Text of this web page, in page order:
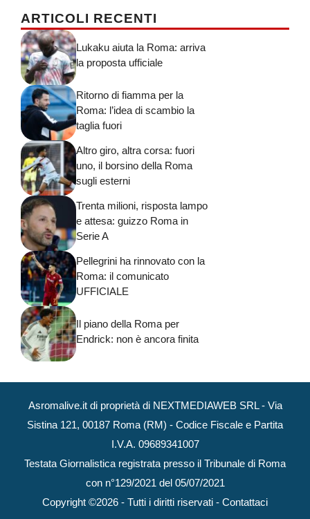
ARTICOLI RECENTI
Lukaku aiuta la Roma: arriva
la proposta ufficiale
Ritorno di fiamma per la
Roma: l’idea di scambio la
taglia fuori
Altro giro, altra corsa: fuori
uno, il borsino della Roma
sugli esterni
Trenta milioni, risposta lampo
e attesa: guizzo Roma in
Serie A
Pellegrini ha rinnovato con la
Roma: il comunicato
UFFICIALE
Il piano della Roma per
Endrick: non è ancora finita
Asromalive.it di proprietà di NEXTMEDIAWEB SRL - Via
Sistina 121, 00187 Roma (RM) - Codice Fiscale e Partita
I.V.A. 09689341007
Testata Giornalistica registrata presso il Tribunale di Roma
con n°129/2021 del 05/07/2021
Copyright ©2026 - Tutti i diritti riservati - Contattaci